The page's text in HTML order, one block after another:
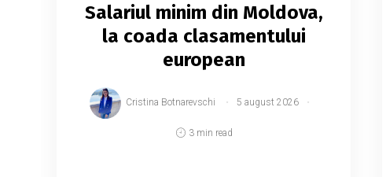
Salariul minim din Moldova,
la coada clasamentului
european
Cristina Botnarevschi 5 august 2026
3 min read